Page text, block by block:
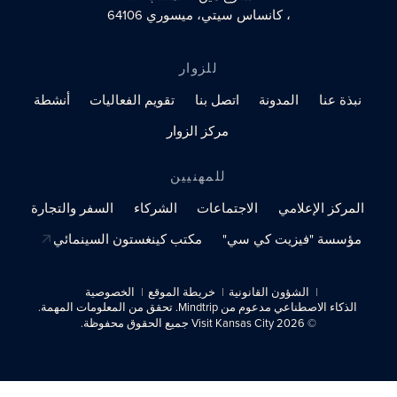
، كانساس سيتي، ميسوري 64106
للزوار
نبذة عنا
المدونة اتصل بنا تقويم الفعاليات
أنشطة
مركز الزوار
للمهنيين
المركز الإعلامي
الاجتماعات الشركاء
السفر والتجارة
مؤسسة "فيزيت كي سي"
مكتب كينغستون السينمائي
الشؤون القانونية خريطة الموقع
الخصوصية
الذكاء الاصطناعي مدعوم من Mindtrip. تحقق من المعلومات المهمة.
© 2026 Visit Kansas City جميع الحقوق محفوظة.